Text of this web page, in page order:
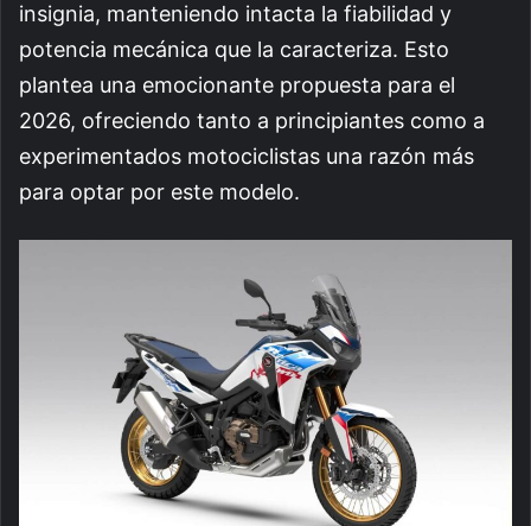
insignia, manteniendo intacta la fiabilidad y
potencia mecánica que la caracteriza. Esto
plantea una emocionante propuesta para el
2026, ofreciendo tanto a principiantes como a
experimentados motociclistas una razón más
para optar por este modelo.